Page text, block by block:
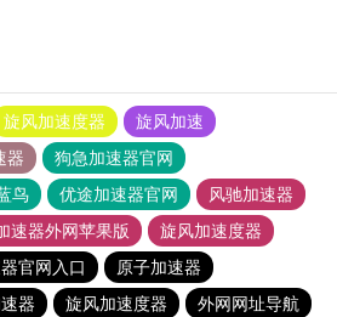
旋风加速度器
旋风加速
器
狗急加速器官网
鸟 优途加速器官网
风驰加速器
速器外网苹果版
旋风加速度器
官网入口
原子加速器
器 旋风加速度器
外网网址导航